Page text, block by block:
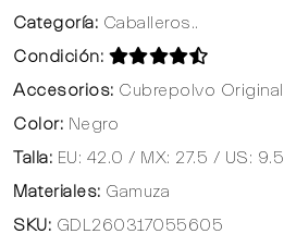
Categoría: Caballeros..
Condición:
Accesorios: Cubrepolvo Original
Color: Negro
Talla: EU: 42.0 / MX: 27.5 / US: 9.5
Materiales: Gamuza
SKU: GDL260317055605